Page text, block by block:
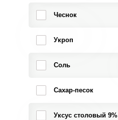
Чеснок
Укроп
Соль
Сахар-песок
Уксус столовый 9%